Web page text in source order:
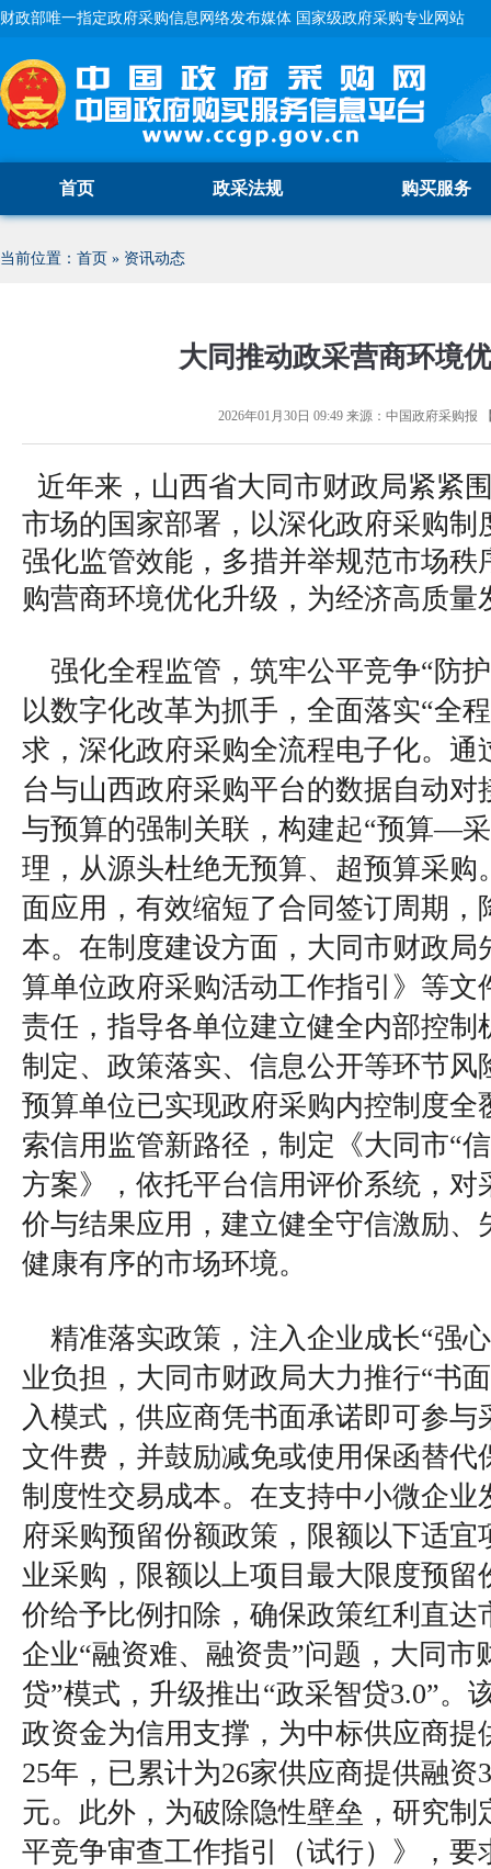
财政部唯一指定政府采购信息网络发布媒体 国家级政府采购专业网站
首页 政采法规 购买服务
当前位置： 首页 » 资讯动态
大同推动政采营商环境
2026年01月30日 09:49来源： 中国政府采购报
近年来，山西省大同市财政局紧紧
市场的国家部署，以深化政府采购制
强化监管效能，多措并举规范市场秩
购营商环境优化升级，为经济高质量
强化全程监管，筑牢公平竞争“防
以数字化改革为抓手，全面落实“全
求，深化政府采购全流程电子化。通
台与山西政府采购平台的数据自动对
与预算的强制关联，构建起“预算—
理，从源头杜绝无预算、超预算采购
面应用，有效缩短了合同签订周期，
本。在制度建设方面，大同市财政局
算单位政府采购活动工作指引》等文
责任，指导各单位建立健全内部控制
制定、政策落实、信息公开等环节风
预算单位已实现政府采购内控制度全
索信用监管新路径，制定《大同市“
方案》，依托平台信用评价系统，对
价与结果应用，建立健全守信激励、
健康有序的市场环境。
精准落实政策，注入企业成长“强
业负担，大同市财政局大力推行“书
入模式，供应商凭书面承诺即可参与
文件费，并鼓励减免或使用保函替代
制度性交易成本。在支持中小微企业
府采购预留份额政策，限额以下适宜
业采购，限额以上项目最大限度预留
价给予比例扣除，确保政策红利直达
企业“融资难、融资贵”问题，大同市
贷”模式，升级推出“政采智贷3.0”。
政资金为信用支撑，为中标供应商提
25年，已累计为26家供应商提供融资
元。此外，为破除隐性壁垒，研究制
平竞争审查工作指引（试行）》，要